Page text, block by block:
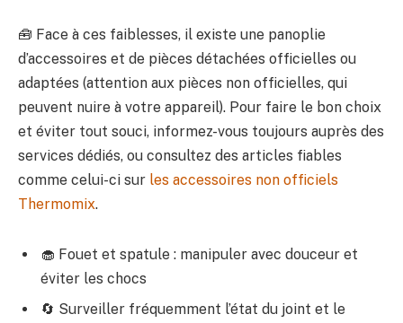
🧰 Face à ces faiblesses, il existe une panoplie
d’accessoires et de pièces détachées officielles ou
adaptées (attention aux pièces non officielles, qui
peuvent nuire à votre appareil). Pour faire le bon choix
et éviter tout souci, informez-vous toujours auprès des
services dédiés, ou consultez des articles fiables
comme celui-ci sur les accessoires non officiels
Thermomix.
🧁 Fouet et spatule : manipuler avec douceur et
éviter les chocs
🔄 Surveiller fréquemment l’état du joint et le